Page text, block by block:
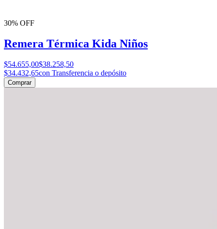
30% OFF
Remera Térmica Kida Niños
$54.655,00$38.258,50
$34.432,65con Transferencia o depósito
Comprar